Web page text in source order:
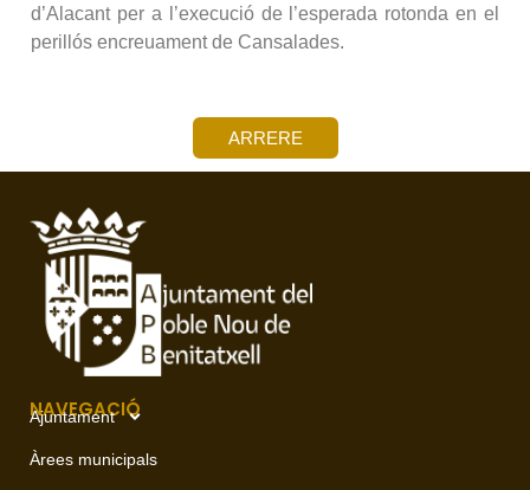
d’Alacant per a l’execució de l’esperada rotonda en el
perillós encreuament de Cansalades.
ARRERE
NAVEGACIÓ
Ajuntament
Àrees municipals